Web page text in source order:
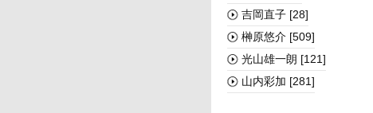
吉岡直子 [28]
榊󠄀原悠介 [509]
光山雄一朗 [121]
山内彩加 [281]